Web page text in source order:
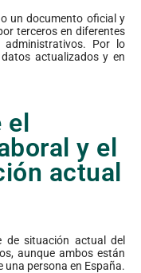
un documento oficial y
terceros en diferentes
Por lo
actualizados y en
y el
actual
situación actual del
aunque ambos están
persona en España.